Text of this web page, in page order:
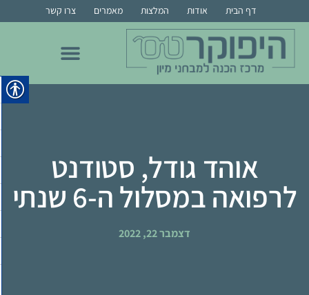
דף הבית אודות המלצות מאמרים צרו קשר
אוהד גודל, סטודנט
לרפואה במסלול ה-6 שנתי
דצמבר 22, 2022